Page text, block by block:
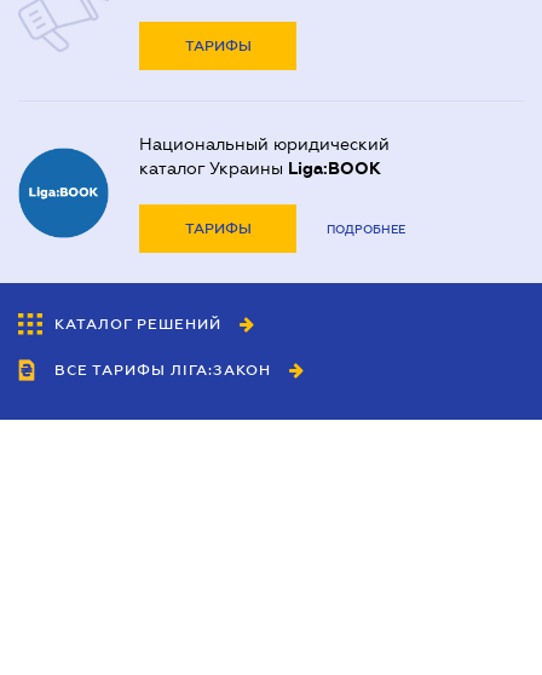
ТАРИФЫ
Национальный юридический
каталог Украины Liga:BOOK
ТАРИФЫ ПОДРОБНЕЕ
КАТАЛОГ РЕШЕНИЙ
ВСЕ ТАРИФЫ ЛІГА:ЗАКОН